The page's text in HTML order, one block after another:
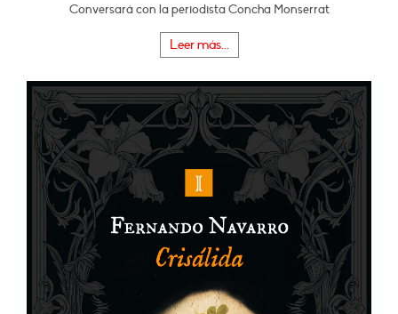
Conversará con la periodista Concha Monserrat
Leer más...